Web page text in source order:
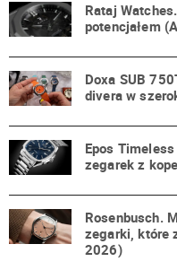
Rataj
potencjałem
Doxa SUB
divera w
Epos
zegarek z
Rosenbusch.
zegarki, które
2026)